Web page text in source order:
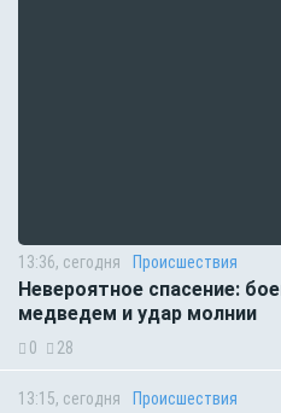
13:36, сегодня Происшествия
Невероятное спасение:
медведем и удар молнии
0 28
13:15, сегодня Происшествия